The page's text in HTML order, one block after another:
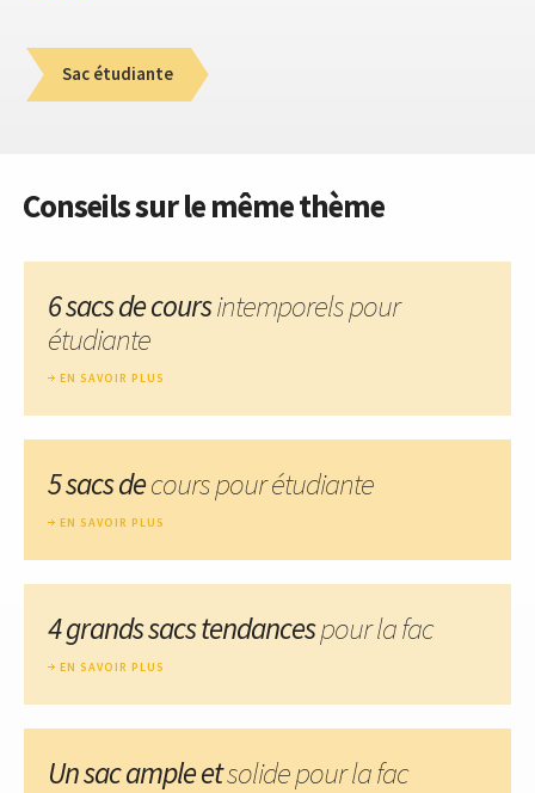
Sac étudiante
Conseils sur le même thème
6 sacs de coursintemporels pour
étudiante
EN SAVOIR PLUS
5 sacs decours pour étudiante
EN SAVOIR PLUS
4 grands sacs tendancespour la fac
EN SAVOIR PLUS
Un sac ample etsolide pour la fac